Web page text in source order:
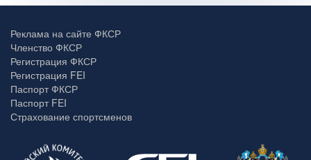
Реклама на сайте ФКСР
Членство ФКСР
Регистрация ФКСР
Регистрация FEI
Паспорт ФКСР
Паспорт FEI
Страхование спортсменов